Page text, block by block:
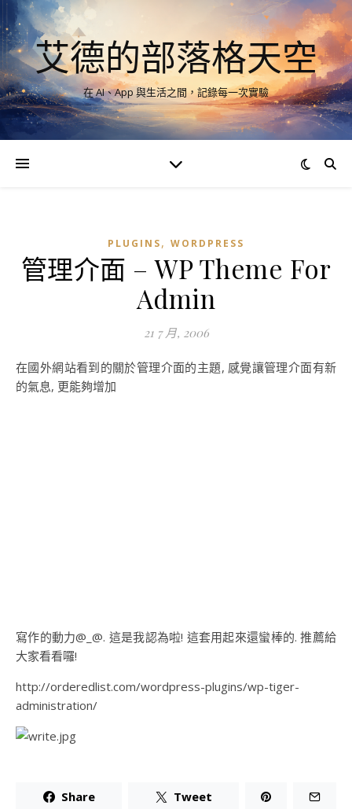
艾德的部落格天空
在 AI、App 與生活之間，記錄每一次實驗
PLUGINS, WORDPRESS
管理介面 – WP Theme For
Admin
21 7 月, 2006
在國外網站看到的關於管理介面的主題, 感覺讓管理介面有新
的氣息, 更能夠增加
寫作的動力@_@. 這是我認為啦! 這套用起來還蠻棒的. 推薦給
大家看看囉!
http://orderedlist.com/wordpress-plugins/wp-tiger-
administration/
Share Tweet